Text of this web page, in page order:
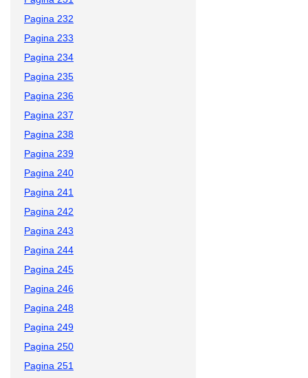
Pagina 232
Pagina 233
Pagina 234
Pagina 235
Pagina 236
Pagina 237
Pagina 238
Pagina 239
Pagina 240
Pagina 241
Pagina 242
Pagina 243
Pagina 244
Pagina 245
Pagina 246
Pagina 248
Pagina 249
Pagina 250
Pagina 251